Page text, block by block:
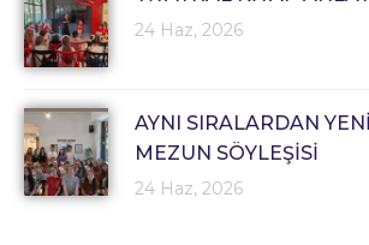
24 Haz, 2026
AYNI SIRALARDAN
MEZUN SÖYLEŞİSİ
24 Haz, 2026